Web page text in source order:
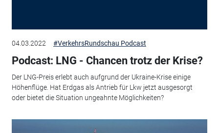
04.03.2022 #VerkehrsRundschau Podcast
Podcast: LNG - Chancen trotz der Krise?
Der LNG-Preis erlebt auch aufgrund der Ukraine-Krise einige
Höhenflüge. Hat Erdgas als Antrieb für Lkw jetzt ausgesorgt
oder bietet die Situation ungeahnte Möglichkeiten?